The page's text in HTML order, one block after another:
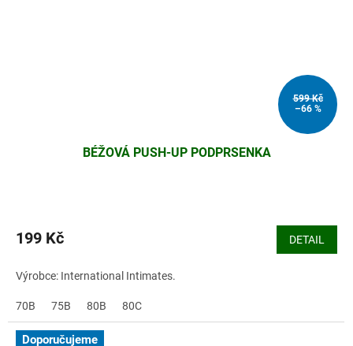
599 Kč
–66 %
BÉŽOVÁ PUSH-UP PODPRSENKA
199 Kč DETAIL
Výrobce: International Intimates.
70B 75B 80B 80C
Doporučujeme